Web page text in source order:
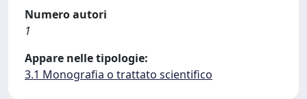
Numero autori
1
Appare nelle tipologie:
3.1 Monografia o trattato scientifico